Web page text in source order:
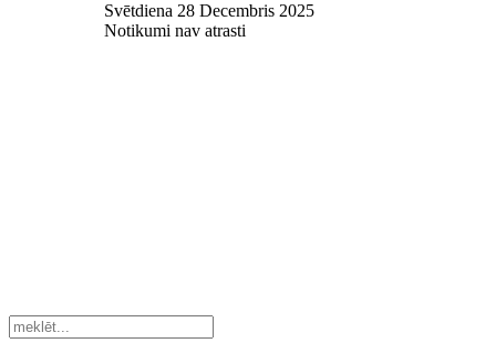
Svētdiena 28 Decembris 2025
Notikumi nav atrasti